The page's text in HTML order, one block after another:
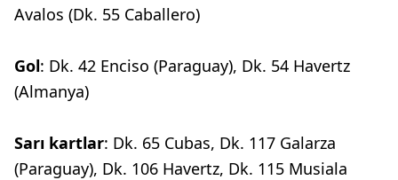
Avalos (Dk. 55 Caballero)
Gol: Dk. 42 Enciso (Paraguay), Dk. 54 Havertz
(Almanya)
Sarı kartlar: Dk. 65 Cubas, Dk. 117 Galarza
(Paraguay), Dk. 106 Havertz, Dk. 115 Musiala